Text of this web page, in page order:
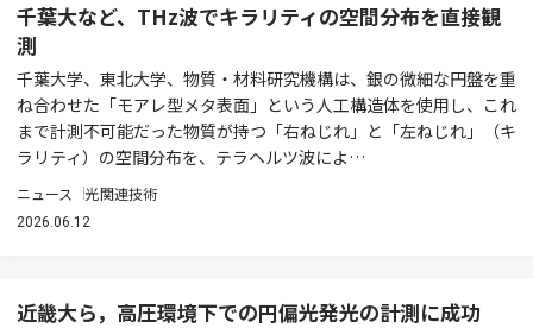
千葉大など、THz波でキラリティの空間分布を直接観
測
千葉大学、東北大学、物質・材料研究機構は、銀の微細な円盤を重
ね合わせた「モアレ型メタ表面」という人工構造体を使用し、これ
まで計測不可能だった物質が持つ「右ねじれ」と「左ねじれ」（キ
ラリティ）の空間分布を、テラヘルツ波によ…
ニュース 光関連技術
2026.06.12
近畿大ら，高圧環境下での円偏光発光の計測に成功